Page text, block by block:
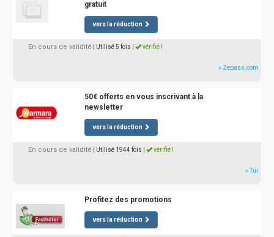
gratuit
vers la réduction
En cours de validité | Utilisé 5 fois vérifié !
» Zepass.com
50€ offerts en vous inscrivant à la
newsletter
vers la réduction
En cours de validité | Utilisé 1944 fois vérifié !
» Tui
Profitez des promotions
vers la réduction